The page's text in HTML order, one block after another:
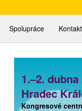
Spolupráce
1.–2. dubna
Hradec
Kongresové